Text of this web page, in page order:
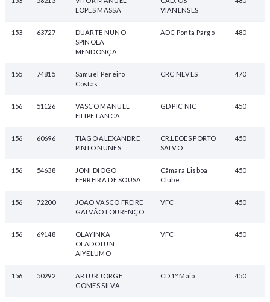
LOPES MASSA
VIANENSES
153 63727
DUARTE NUNO
SPINOLA
MENDONÇA
ADC Ponta Pargo 480
155 74815
Samuel Pereiro
Costas
CRC NEVES 470
156 51126
VASCO MANUEL
FILIPE LANCA
GD PIC NIC 450
156 60696
TIAGO ALEXANDRE
PINTO NUNES
CR.LEOES PORTO
SALVO
450
156 54638
JONI DIOGO
FERREIRA DE SOUSA
Câmara Lisboa
Clube
450
156 72200
JOÃO VASCO FREIRE
GALVÃO LOURENÇO
VFC 450
156 69148
OLAYINKA
OLADOTUN
AIYELUMO
VFC 450
156 50292
ARTUR JORGE
GOMES SILVA
CD 1º Maio 450